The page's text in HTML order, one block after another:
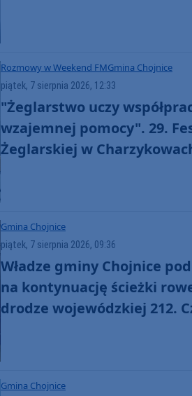
Rozmowy w Weekend FMGmina Chojnice
piątek, 7 sierpnia 2026, 12:33
"Żeglarstwo uczy
wzajemnej pomocy". 29.
Żeglarskiej w
Gmina Chojnice
piątek, 7 sierpnia 2026, 09:36
Władze gminy Chojnice
na kontynuację ścieżki
drodze wojewódzkiej 212.
Gmina Chojnice